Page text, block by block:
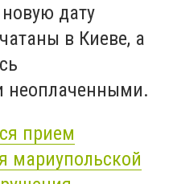
дату
в Киеве, а
неоплаченными.
прием
мариупольской